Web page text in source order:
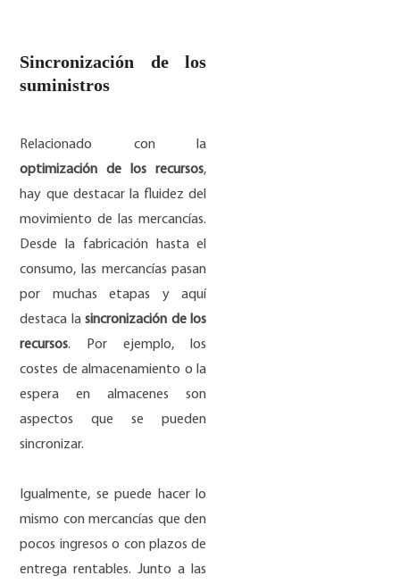
Sincronización de los
suministros
Relacionado con la
optimización de los recursos,
hay que destacar la fluidez del
movimiento de las mercancías.
Desde la fabricación hasta el
consumo, las mercancías pasan
por muchas etapas y aquí
destaca lasincronización de los
recursos. Por ejemplo, los
costes de almacenamiento o la
espera en almacenes son
aspectos que se pueden
sincronizar.
Igualmente, se puede hacer lo
mismo con mercancías que den
pocos ingresos o con plazos de
entrega rentables. Junto a las